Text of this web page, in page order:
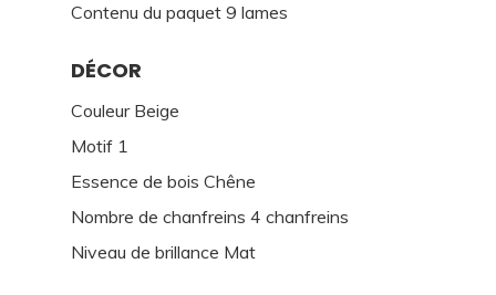
Contenu du paquet 9 lames
DÉCOR
Couleur Beige
Motif 1
Essence de bois Chêne
Nombre de chanfreins 4 chanfreins
Niveau de brillance Mat